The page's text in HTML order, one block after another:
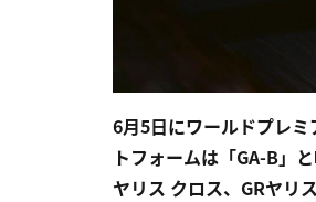
6月5日にワールドプレ
トフォームは「GA-B」
ヤリス クロス、GRヤリ